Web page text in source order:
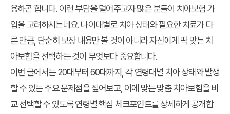
용하곤 합니다. 이런 부담을 덜어주고자 많은 분들이 치아보험 가
입을 고려하시는데요. 나이대별로 치아 상태와 필요한 치료가 다
른 만큼, 단순히 보장 내용만 볼 것이 아니라 자신에게 딱 맞는 치
아보험을 선택하는 것이 무엇보다 중요합니다.
이번 글에서는 20대부터 60대까지, 각 연령대별 치아 상태와 발생
할 수 있는 주요 문제점을 짚어보고, 이에 맞는 맞춤 치아보험을 비
교 선택할 수 있도록 연령별 핵심 체크포인트를 상세하게 공개합